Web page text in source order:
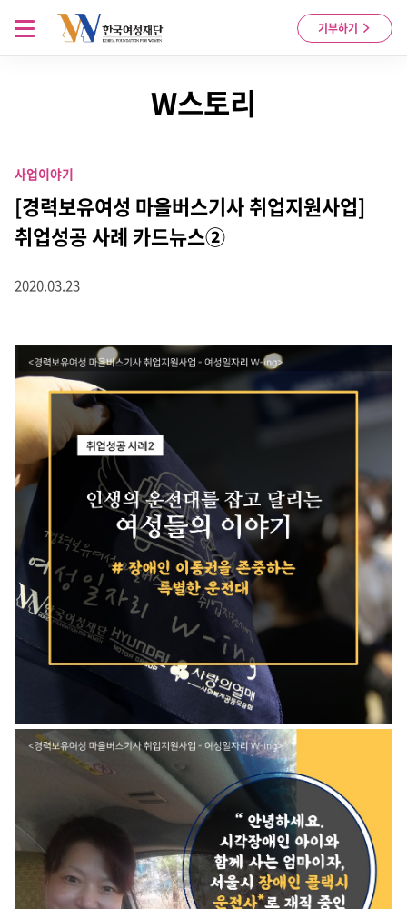
Skip to content
기부하기
메뉴 열기
W스토리
사업이야기
[경력보유여성 마을버스기사 취업지원사업]
취업성공 사례 카드뉴스②
2020.03.23